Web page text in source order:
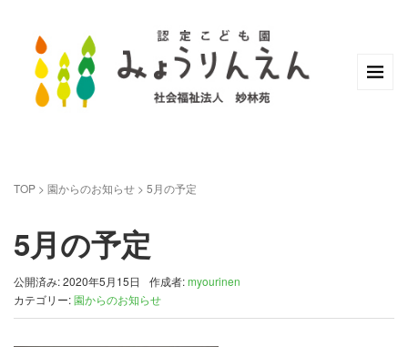
TOP > 園からのお知らせ > 5月の予定
5月の予定
公開済み: 2020年5月15日 作成者:myourinen
カテゴリー:園からのお知らせ